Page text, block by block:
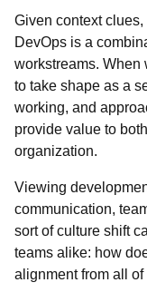
Given context
DevOps is a
workstreams. When
to take shape as a
working, and
provide value to
organization.
Viewing
communication,
sort of culture shift
teams alike: how
alignment from all of